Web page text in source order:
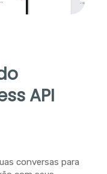
API
conversas para